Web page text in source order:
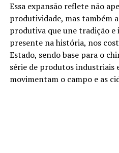
Essa expansão reflete não
produtividade, mas também
produtiva que une tradição e
presente na história, nos
Estado, sendo base para o
série de produtos industriais
movimentam o campo e as